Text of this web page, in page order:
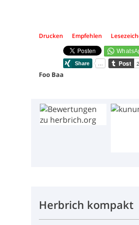
Drucken Empfehlen
Foo Baa
Herbrich kompakt